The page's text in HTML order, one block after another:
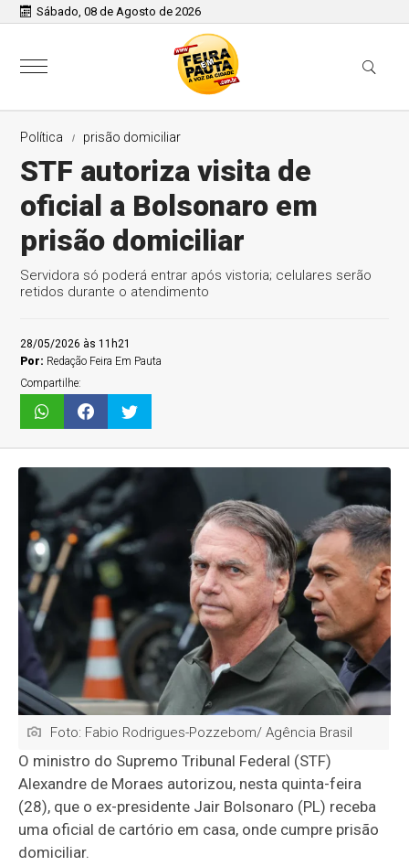
Sábado, 08 de Agosto de 2026
Política prisão domiciliar
STF autoriza visita de
oficial a Bolsonaro em
prisão domiciliar
Servidora só poderá entrar após vistoria; celulares serão
retidos durante o atendimento
28/05/2026 às 11h21
Por: Redação Feira Em Pauta
Compartilhe:
Foto: Fabio Rodrigues-Pozzebom/ Agência Brasil
O ministro do Supremo Tribunal Federal (STF)
Alexandre de Moraes autorizou, nesta quinta-feira
(28), que o ex-presidente Jair Bolsonaro (PL) receba
uma oficial de cartório em casa, onde cumpre prisão
domiciliar.